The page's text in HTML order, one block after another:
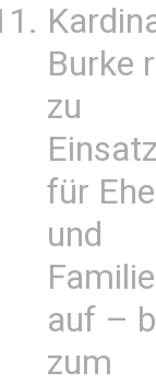
Burke
zu
Einsatz
für Ehe
und
Familie
auf –
zum